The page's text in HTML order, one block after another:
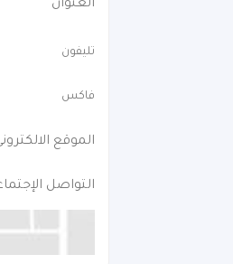
العنوان
تليفون
فاكس
الموقع
التواصل